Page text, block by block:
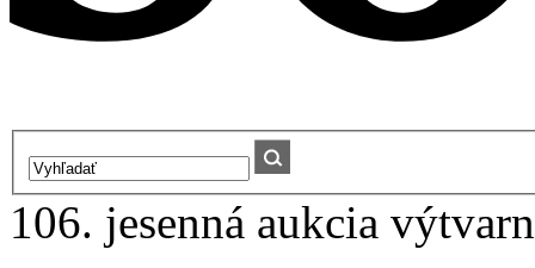
106. jesenná aukcia